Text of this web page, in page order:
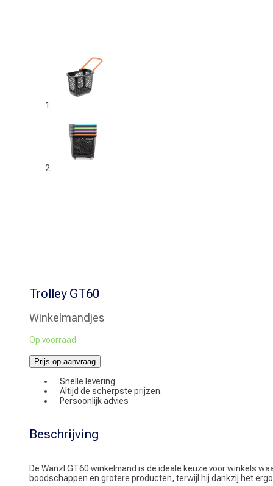
Trolley GT60
Winkelmandjes
Op voorraad
Prijs op aanvraag
Snelle levering
Altijd de scherpste prijzen.
Persoonlijk advies
Beschrijving
De Wanzl GT60 winkelmand is de ideale keuze voor winkels
boodschappen en grotere producten, terwijl hij dankzij het